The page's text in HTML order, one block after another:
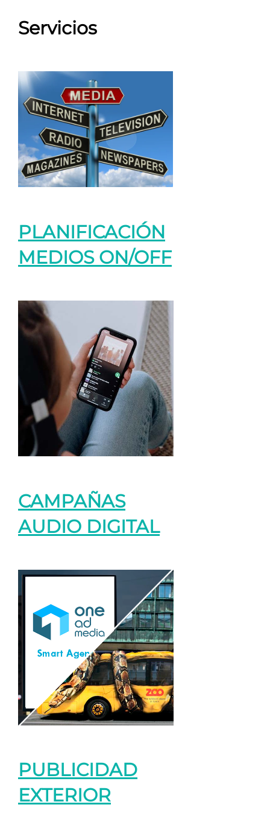
Servicios
PLANIFICACIÓN
MEDIOS ON/OFF
CAMPAÑAS
AUDIO DIGITAL
PUBLICIDAD
EXTERIOR